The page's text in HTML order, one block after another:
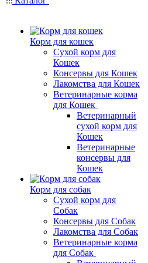
Корм для кошек
Сухой корм для
Кошек
Консервы для Кошек
Лакомства для Кошек
Ветеринарные корма
для Кошек
Ветеринарный
сухой корм для
Кошек
Ветеринарные
консервы для
Кошек
Корм для собак
Сухой корм для
Собак
Консервы для Собак
Лакомства для Собак
Ветеринарные корма
для Собак